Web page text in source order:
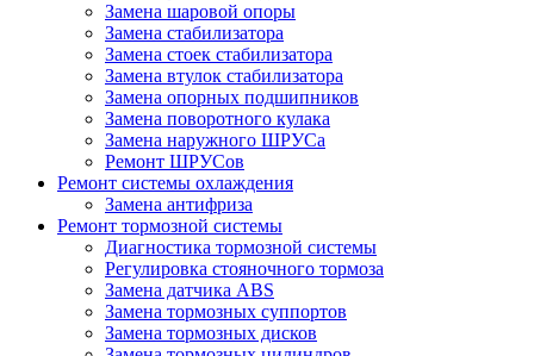
Замена шаровой опоры
Замена стабилизатора
Замена стоек стабилизатора
Замена втулок стабилизатора
Замена опорных подшипников
Замена поворотного кулака
Замена наружного ШРУСа
Ремонт ШРУСов
Ремонт системы охлаждения
Замена антифриза
Ремонт тормозной системы
Диагностика тормозной системы
Регулировка стояночного тормоза
Замена датчика ABS
Замена тормозных суппортов
Замена тормозных дисков